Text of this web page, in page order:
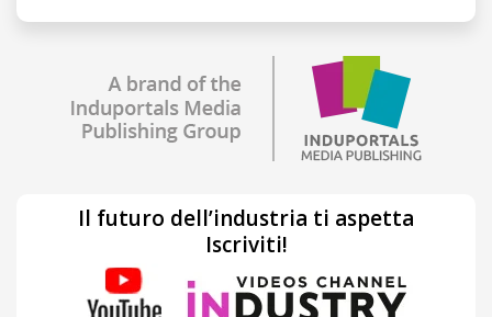
Il futuro dell’industria ti aspetta
Iscriviti!